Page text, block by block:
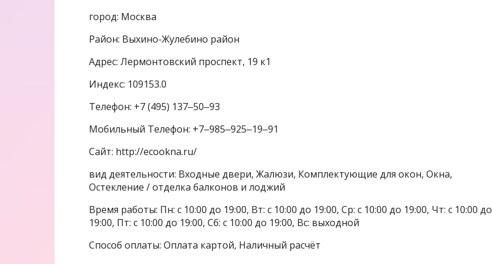
город: Москва
Район: Выхино-Жулебино район
Адрес: Лермонтовский проспект, 19 к1
Индекс: 109153.0
Телефон: +7 (495) 137‒50‒93
Мобильный Телефон: +7‒985‒925‒19‒91
Сайт: http://ecookna.ru/
вид деятельности: Входные двери, Жалюзи, Комплектующие для окон, Окна,
Остекление / отделка балконов и лоджий
Время работы: Пн: с 10:00 до 19:00, Вт: с 10:00 до 19:00, Ср: с 10:00 до 19:00, Чт: с 10:00 до
19:00, Пт: с 10:00 до 19:00, Сб: с 10:00 до 19:00, Вс: выходной
Способ оплаты: Оплата картой, Наличный расчёт